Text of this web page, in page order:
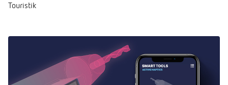
Touristik